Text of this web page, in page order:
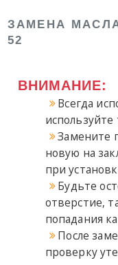
ЗАМЕНА
52
ВНИМАНИЕ:
Всегда
используйте
Замените
новую на
при
Будьте
отверстие,
попадания
После
проверку